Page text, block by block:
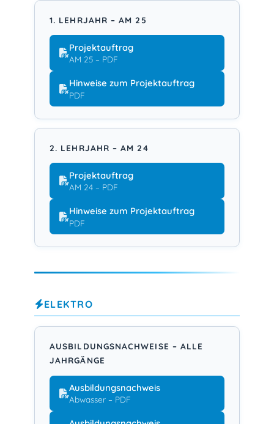
1. LEHRJAHR – AM 25
Projektauftrag
AM 25 – PDF
Hinweise zum Projektauftrag
PDF
2. LEHRJAHR – AM 24
Projektauftrag
AM 24 – PDF
Hinweise zum Projektauftrag
PDF
ELEKTRO
AUSBILDUNGSNACHWEISE – ALLE
JAHRGÄNGE
Ausbildungsnachweis
Abwasser – PDF